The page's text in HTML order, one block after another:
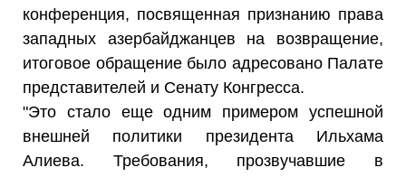
конференция, посвященная признанию права
западных азербайджанцев на возвращение,
итоговое обращение было адресовано Палате
представителей и Сенату Конгресса.
"Это стало еще одним примером успешной
внешней политики президента Ильхама
Алиева. Требования, прозвучавшие в